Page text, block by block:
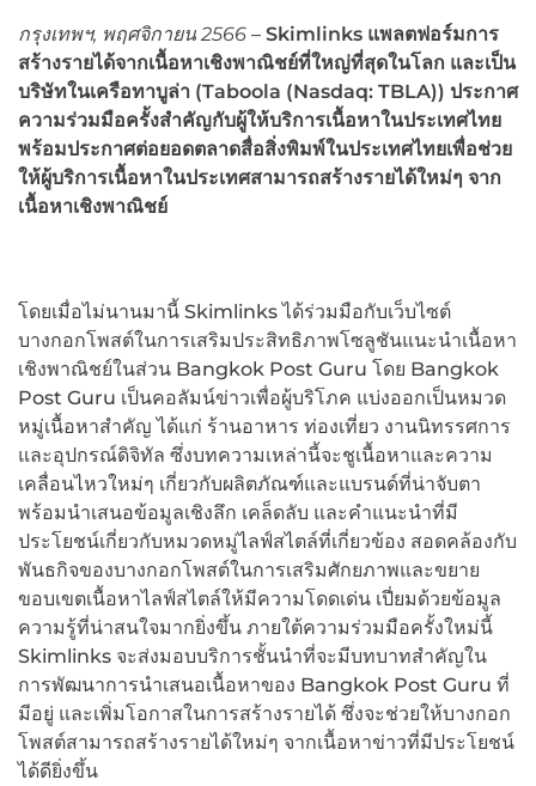
กรุงเทพฯ, พฤศจิกายน 2566 – Skimlinks แพลตฟอร์มการ
สร้างรายได้จากเนื้อหาเชิงพาณิชย์ที่ใหญ่ที่สุดในโลก และเป็น
บริษัทในเครือทาบูล่า (Taboola (Nasdaq: TBLA)) ประกาศ
ความร่วมมือครั้งสำคัญกับผู้ให้บริการเนื้อหาในประเทศไทย
พร้อมประกาศต่อยอดตลาดสื่อสิ่งพิมพ์ในประเทศไทยเพื่อช่วย
ให้ผู้บริการเนื้อหาในประเทศสามารถสร้างรายได้ใหม่ๆ จาก
เนื้อหาเชิงพาณิชย์
โดยเมื่อไม่นานมานี้ Skimlinks ได้ร่วมมือกับเว็บไซต์
บางกอกโพสต์ในการเสริมประสิทธิภาพโซลูชันแนะนำเนื้อหา
เชิงพาณิชย์ในส่วน Bangkok Post Guru โดย Bangkok
Post Guru เป็นคอลัมน์ข่าวเพื่อผู้บริโภค แบ่งออกเป็นหมวด
หมู่เนื้อหาสำคัญ ได้แก่ ร้านอาหาร ท่องเที่ยว งานนิทรรศการ
และอุปกรณ์ดิจิทัล ซึ่งบทความเหล่านี้จะชูเนื้อหาและความ
เคลื่อนไหวใหม่ๆ เกี่ยวกับผลิตภัณฑ์และแบรนด์ที่น่าจับตา
พร้อมนำเสนอข้อมูลเชิงลึก เคล็ดลับ และคำแนะนำที่มี
ประโยชน์เกี่ยวกับหมวดหมู่ไลฟ์สไตล์ที่เกี่ยวข้อง สอดคล้องกับ
พันธกิจของบางกอกโพสต์ในการเสริมศักยภาพและขยาย
ขอบเขตเนื้อหาไลฟ์สไตล์ให้มีความโดดเด่น เปี่ยมด้วยข้อมูล
ความรู้ที่น่าสนใจมากยิ่งขึ้น ภายใต้ความร่วมมือครั้งใหม่นี้
Skimlinks จะส่งมอบบริการชั้นนำที่จะมีบทบาทสำคัญใน
การพัฒนาการนำเสนอเนื้อหาของ Bangkok Post Guru ที่
มีอยู่ และเพิ่มโอกาสในการสร้างรายได้ ซึ่งจะช่วยให้บางกอก
โพสต์สามารถสร้างรายได้ใหม่ๆ จากเนื้อหาข่าวที่มีประโยชน์
ได้ดียิ่งขึ้น